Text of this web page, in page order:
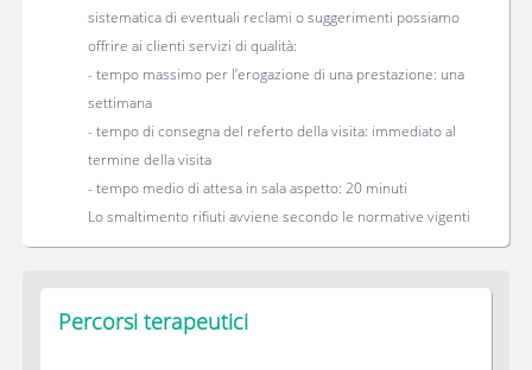
sistematica di eventuali reclami o suggerimenti possiamo
offrire ai clienti servizi di qualità:
- tempo massimo per l’erogazione di una prestazione: una
settimana
- tempo di consegna del referto della visita: immediato al
termine della visita
- tempo medio di attesa in sala aspetto: 20 minuti
Lo smaltimento rifiuti avviene secondo le normative vigenti
Percorsi terapeutici